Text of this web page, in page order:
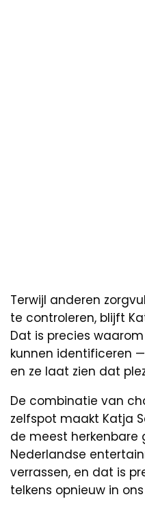
Terwijl anderen
te controleren, blijft
Dat is precies
kunnen identificeren
en ze laat zien dat
De combinatie van
zelfspot maakt Katja
de meest herkenbare
Nederlandse
verrassen, en dat is
telkens opnieuw in